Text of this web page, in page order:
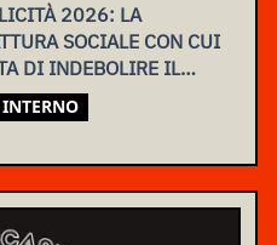
2026: LA
SOCIALE CON CUI
DI INDEBOLIRE IL